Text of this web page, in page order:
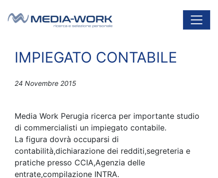
Navigazione principale
IMPIEGATO CONTABILE
24 Novembre 2015
Media Work Perugia ricerca per importante studio
di commercialisti un impiegato contabile.
La figura dovrà occuparsi di
contabilità,dichiarazione dei redditi,segreteria e
pratiche presso CCIA,Agenzia delle
entrate,compilazione INTRA.